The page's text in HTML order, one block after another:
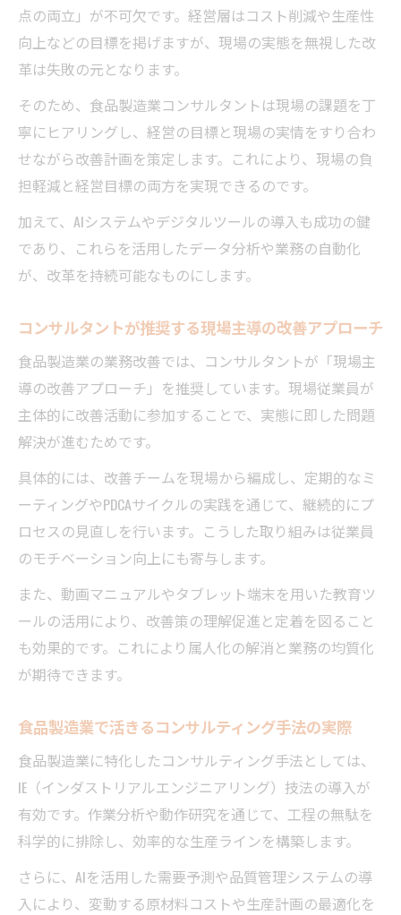
点の両立」が不可欠です。経営層はコスト削減や生産性
向上などの目標を掲げますが、現場の実態を無視した改
革は失敗の元となります。
そのため、食品製造業コンサルタントは現場の課題を丁
寧にヒアリングし、経営の目標と現場の実情をすり合わ
せながら改善計画を策定します。これにより、現場の負
担軽減と経営目標の両方を実現できるのです。
加えて、AIシステムやデジタルツールの導入も成功の鍵
であり、これらを活用したデータ分析や業務の自動化
が、改革を持続可能なものにします。
コンサルタントが推奨する現場主導の改善アプローチ
食品製造業の業務改善では、コンサルタントが「現場主
導の改善アプローチ」を推奨しています。現場従業員が
主体的に改善活動に参加することで、実態に即した問題
解決が進むためです。
具体的には、改善チームを現場から編成し、定期的なミ
ーティングやPDCAサイクルの実践を通じて、継続的にプ
ロセスの見直しを行います。こうした取り組みは従業員
のモチベーション向上にも寄与します。
また、動画マニュアルやタブレット端末を用いた教育ツ
ールの活用により、改善策の理解促進と定着を図ること
も効果的です。これにより属人化の解消と業務の均質化
が期待できます。
食品製造業で活きるコンサルティング手法の実際
食品製造業に特化したコンサルティング手法としては、
IE（インダストリアルエンジニアリング）技法の導入が
有効です。作業分析や動作研究を通じて、工程の無駄を
科学的に排除し、効率的な生産ラインを構築します。
さらに、AIを活用した需要予測や品質管理システムの導
入により、変動する原材料コストや生産計画の最適化を